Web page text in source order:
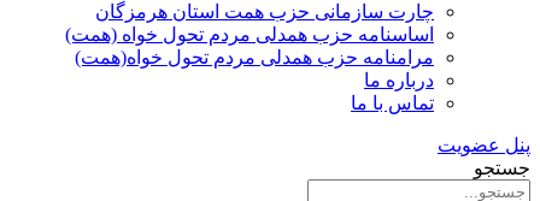
چارت سازمانی حزب همت استان هرمزگان
اساسنامه حزب همدلی مردم تحول خواه (همت)
مرامنامه حزب همدلی مردم تحول خواه(همت)
درباره ما
تماس با ما
پنل عضویت
جستجو